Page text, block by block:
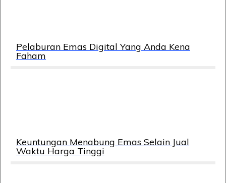
Pelaburan Emas Digital Yang Anda Kena
Faham
Keuntungan Menabung Emas Selain Jual
Waktu Harga Tinggi